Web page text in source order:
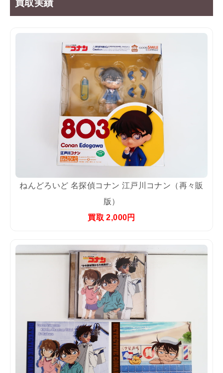
買取実績
ねんどろいど 名探偵コナン 江戸川コナン（再々販
版）
買取 2,000円